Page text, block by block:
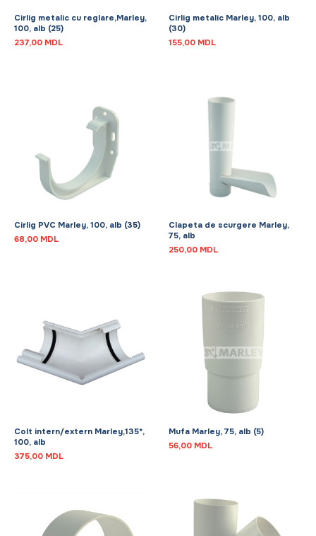
Cirlig metalic cu reglare,Marley,
100, alb (25)
237,00 MDL
Cirlig metalic Marley, 100, alb
(30)
155,00 MDL
Cirlig PVC Marley, 100, alb (35)
68,00 MDL
Clapeta de scurgere Marley,
75, alb
250,00 MDL
Colt intern/extern Marley,135*,
100, alb
375,00 MDL
Mufa Marley, 75, alb (5)
56,00 MDL